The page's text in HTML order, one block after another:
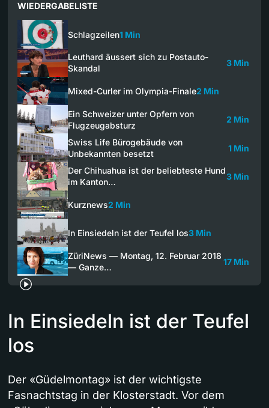
WIEDERGABELISTE
Schlagzeilen1 Min
Leuthard äussert sich zu Postauto-
Skandal
3 Min
Mixed-Curler im Olympia-Finale2 Min
Ein Schweizer unter Opfern von
Flugzeugabsturz
2 Min
Swiss Life Bürogebäude von
Unbekannten besetzt
1 Min
Der Chihuahua ist der beliebteste Hund
im Kanton…
3 Min
Kurznews2 Min
In Einsiedeln ist der Teufel los3 Min
ZüriNews — Montag, 12. Februar 2018
— Ganze…
17 Min
In Einsiedeln ist der Teufel
los
Der «Güdelmontag» ist der wichtigste
Fasnachtstag in der Klosterstadt. Vor dem